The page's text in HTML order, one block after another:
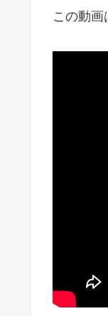
この動画